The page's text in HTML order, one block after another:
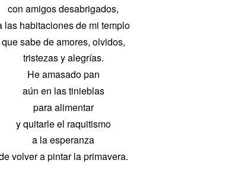
con amigos desabrigados,
las habitaciones de mi templo
que sabe de amores, olvidos,
tristezas y alegrías.
He amasado pan
aún en las tinieblas
para alimentar
y quitarle el raquitismo
a la esperanza
volver a pintar la primavera.